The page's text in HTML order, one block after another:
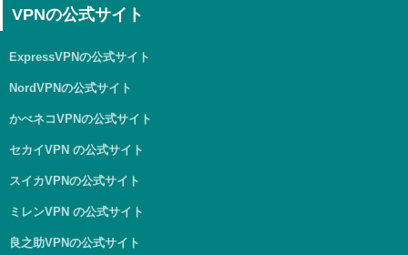
VPNの公式サイト
ExpressVPNの公式サイト
NordVPNの公式サイト
かべネコVPNの公式サイト
セカイVPN の公式サイト
スイカVPNの公式サイト
ミレンVPN の公式サイト
良之助VPNの公式サイト